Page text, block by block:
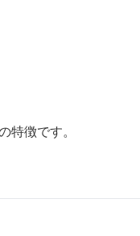
特徴です。